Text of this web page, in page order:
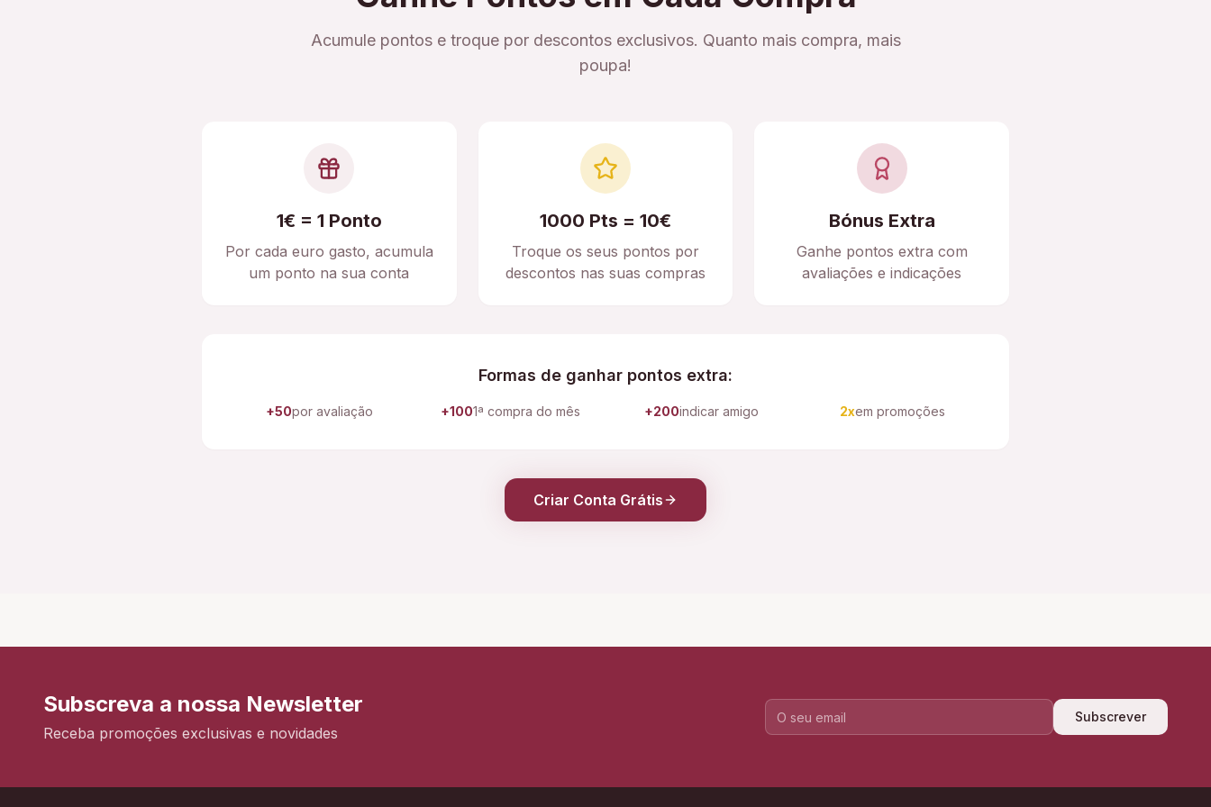
Acumule pontos e troque por descontos exclusivos. Quanto mais compra, mais
poupa!
1€ = 1 Ponto
Por cada euro gasto, acumula
um ponto na sua conta
1000 Pts = 10€
Troque os seus pontos por
descontos nas suas compras
Bónus Extra
Ganhe pontos extra com
avaliações e indicações
Formas de ganhar pontos extra:
+50por avaliação +1001ª compra do mês +200indicar amigo 2xem promoções
Criar Conta Grátis
Subscreva a nossa Newsletter
Receba promoções exclusivas e novidades
Subscrever